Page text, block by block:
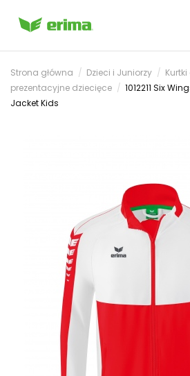
Strona główna Dzieci i Juniorzy
prezentacyjne dziecięce
1012211 Six
Jacket Kids